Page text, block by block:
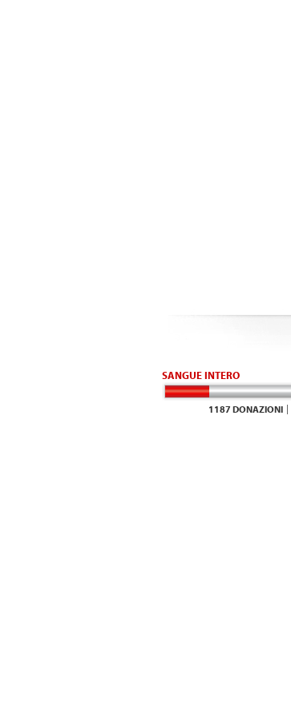
SANGUE INTERO
1187 DONAZIONI